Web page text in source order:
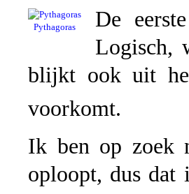
Pythagoras
De
Logisch,
blijkt ook uit
voorkomt.
Ik ben op zoek
oploopt, dus dat